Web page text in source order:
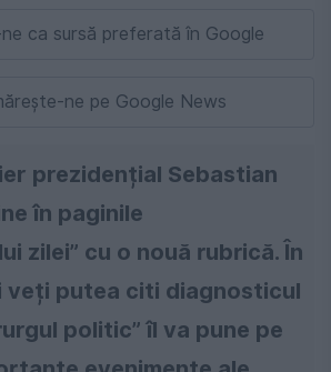
ca sursă preferată în Google
ne pe Google News
prezidențial Sebastian
în paginile
zilei” cu o nouă rubrică. În
veți putea citi diagnosticul
politic” îl va pune pe